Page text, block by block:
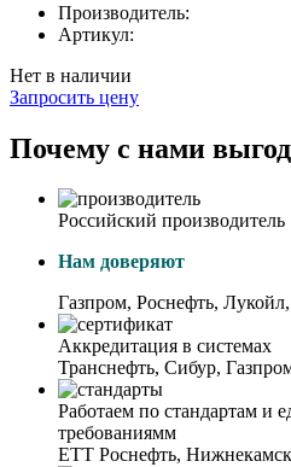
Производитель:
Артикул:
Нет в наличии
Запросить цену
Почему с нами
Российский производитель
Нам доверяют
Газпром, Роснефть,
Аккредитация в системах
Транснефть, Сибур,
Работаем по стандартам и
требованиямм
ЕТТ Роснефть,